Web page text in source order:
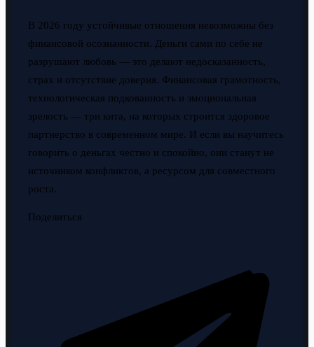
В 2026 году устойчивые отношения невозможны без
финансовой осознанности. Деньги сами по себе не
разрушают любовь — это делают недосказанность,
страх и отсутствие доверия. Финансовая грамотность,
технологическая подкованность и эмоциональная
зрелость — три кита, на которых строится здоровое
партнерство в современном мире. И если вы научитесь
говорить о деньгах честно и спокойно, они станут не
источником конфликтов, а ресурсом для совместного
роста.
Поделиться